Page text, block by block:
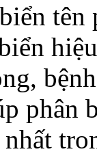
tên
phân